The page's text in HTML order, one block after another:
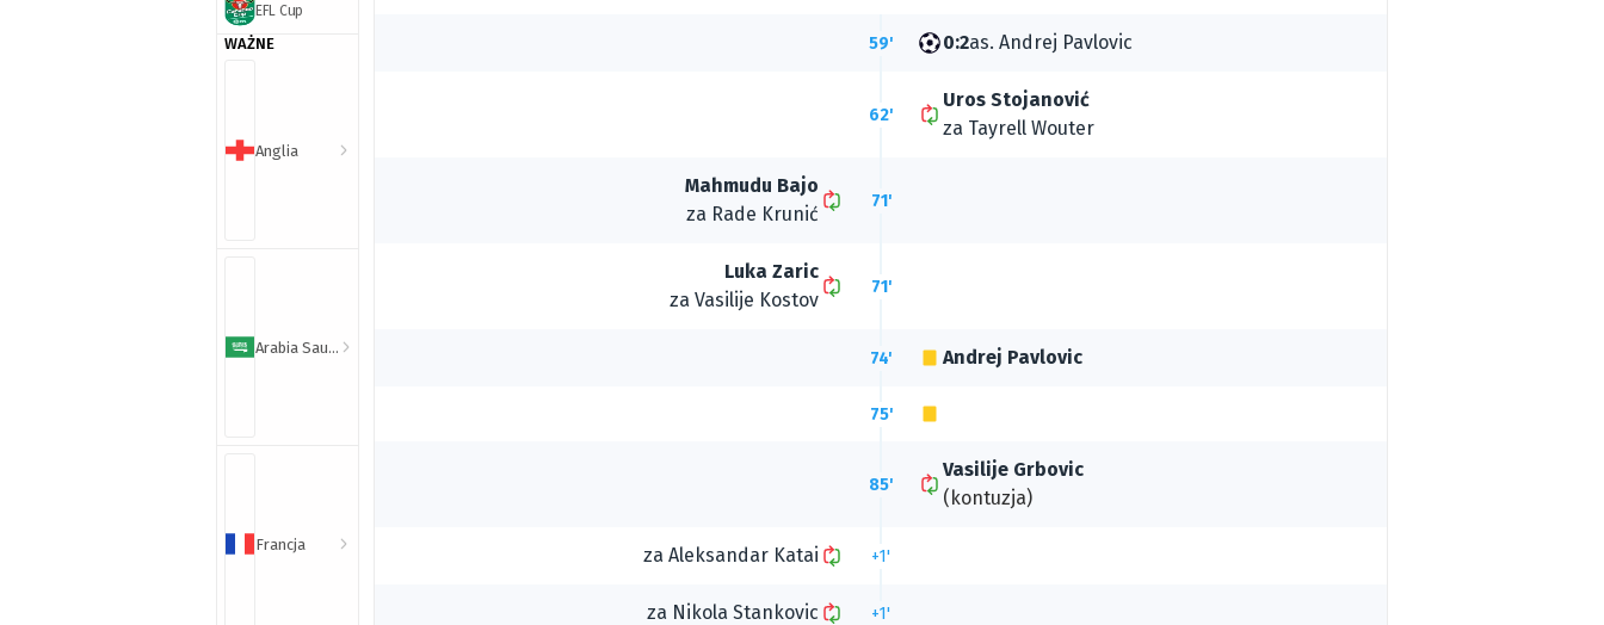
EFL Cup
WAŻNE
Anglia
Arabia Saudyjska
Francja
59' 0:2as. Andrej Pavlovic
62'
Uros Stojanović
za Tayrell Wouter
Mahmudu Bajo
za Rade Krunić
71'
Luka Zaric
za Vasilije Kostov
71'
74' Andrej Pavlovic
75'
85'
Vasilije Grbovic
(kontuzja)
za Aleksandar Katai +1'
za Nikola Stankovic +1'